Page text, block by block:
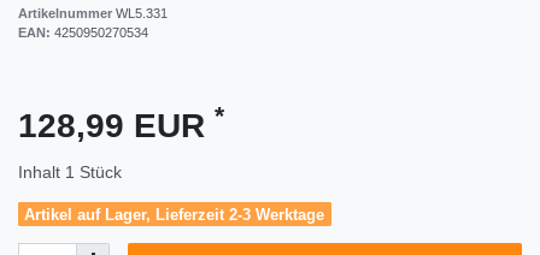
Artikelnummer WL5.331
EAN: 4250950270534
128,99 EUR *
Inhalt 1 Stück
Artikel auf Lager, Lieferzeit 2-3 Werktage